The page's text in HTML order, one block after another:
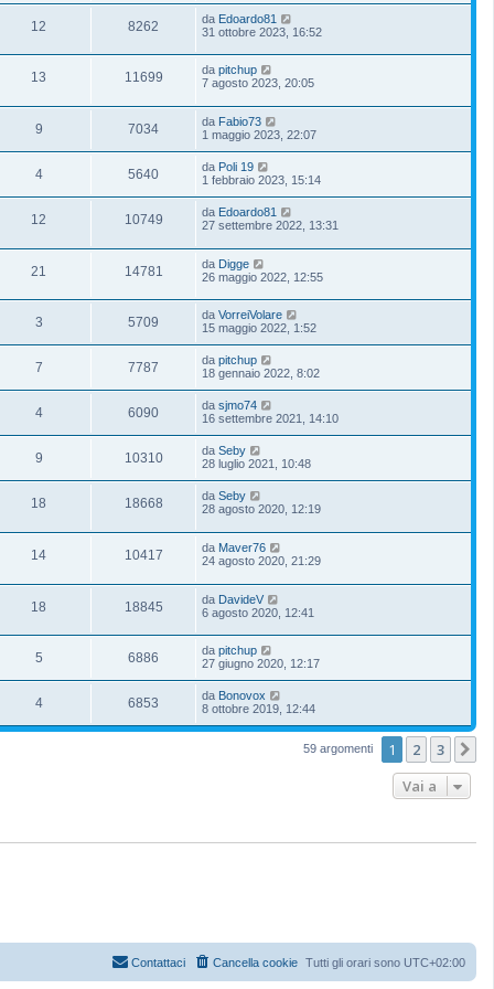
12 8262 da Edoardo81
31 ottobre 2023, 16:52
13 11699 da pitchup
7 agosto 2023, 20:05
9 7034 da Fabio73
1 maggio 2023, 22:07
4 5640 da Poli 19
1 febbraio 2023, 15:14
12 10749 da Edoardo81
27 settembre 2022, 13:31
21 14781 da Digge
26 maggio 2022, 12:55
3 5709 da VorreiVolare
15 maggio 2022, 1:52
7 7787 da pitchup
18 gennaio 2022, 8:02
4 6090 da sjmo74
16 settembre 2021, 14:10
9 10310 da Seby
28 luglio 2021, 10:48
18 18668 da Seby
28 agosto 2020, 12:19
14 10417 da Maver76
24 agosto 2020, 21:29
18 18845 da DavideV
6 agosto 2020, 12:41
5 6886 da pitchup
27 giugno 2020, 12:17
4 6853 da Bonovox
8 ottobre 2019, 12:44
59 argomenti 1 2 3
Vai a
Tutti gli orari sono UTC+02:00
Cancella cookie
Contattaci